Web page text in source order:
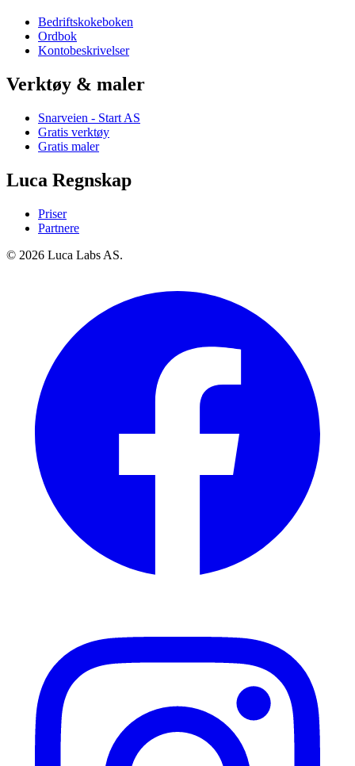
Bedriftskokeboken
Ordbok
Kontobeskrivelser
Verktøy & maler
Snarveien - Start AS
Gratis verktøy
Gratis maler
Luca Regnskap
Priser
Partnere
© 2026 Luca Labs AS.